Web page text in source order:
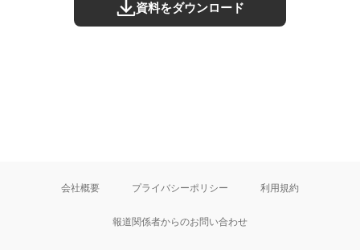
資料をダウンロード
会社概要 プライバシーポリシー 利用規約
報道関係者からのお問い合わせ